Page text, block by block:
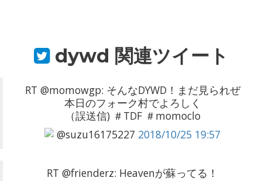
dywd 関連ツイート
RT @momowgp: そんなDYWD！まだ見られぜ
本日のフォーク村でよろしく
（誤送信) ＃TDF ＃momoclo
@suzu16175227 2018/10/25 19:57
RT @frienderz: Heavenが蘇ってる！